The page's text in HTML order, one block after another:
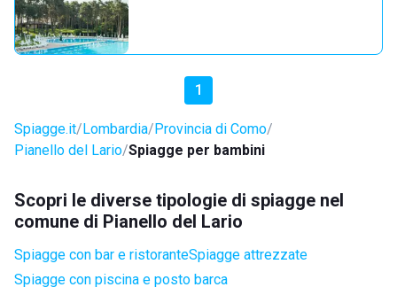
1
Spiagge.it Lombardia Provincia di Como
Pianello del Lario Spiagge per bambini
Scopri le diverse tipologie di spiagge nel
comune di Pianello del Lario
Spiagge con bar e ristoranteSpiagge attrezzate
Spiagge con piscina e posto barca